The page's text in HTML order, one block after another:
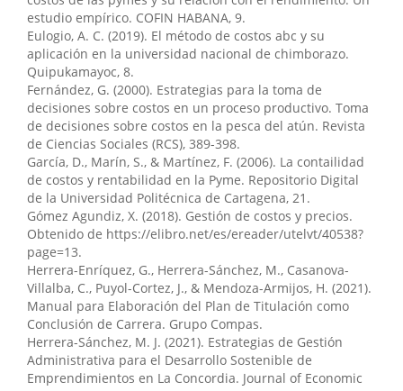
Jorge Hernan Almeida-Blacio, Patricio Javier López-Pérez,
Ivar Rodrigo Farfán-Muñoz, Joshelyn Germania
Chamorro-Quiñónez
Auditoría interna y prevención del fraude financiero
en organizaciones del sector agroindustrial. Revista
Científica Enfoques del Conocimiento, 1(2), 51.
10.55813/gaea/revistacec/v1/n2/15
Erick Rául Baque Sánchez, Freddy Ivan Gorotiza Choez
(2026)
Modelo contable como estrategia para la
diversificación de servicios en MYPIMES.
Visionario
Digital, 10(1), 88.
10.33262/visionariodigital.v10i1.3634
Ginger Elizabeth Salazar Pin, Leonella Fernanda
Figueroa O'Brien (2026)
estudio empírico. COFIN HABANA, 9.
Eulogio, A. C. (2019). El método de costos abc y su
aplicación en la universidad nacional de chimborazo.
Quipukamayoc, 8.
Fernández, G. (2000). Estrategias para la toma de
decisiones sobre costos en un proceso productivo. Toma
de decisiones sobre costos en la pesca del atún. Revista
de Ciencias Sociales (RCS), 389-398.
García, D., Marín, S., & Martínez, F. (2006). La contailidad
de costos y rentabilidad en la Pyme. Repositorio Digital
de la Universidad Politécnica de Cartagena, 21.
Gómez Agundiz, X. (2018). Gestión de costos y precios.
Obtenido de https://elibro.net/es/ereader/utelvt/40538?
page=13.
Herrera-Enríquez, G., Herrera-Sánchez, M., Casanova-
Villalba, C., Puyol-Cortez, J., & Mendoza-Armijos, H. (2021).
Manual para Elaboración del Plan de Titulación como
Conclusión de Carrera. Grupo Compas.
Herrera-Sánchez, M. J. (2021). Estrategias de Gestión
Administrativa para el Desarrollo Sostenible de
Emprendimientos en La Concordia. Journal of Economic